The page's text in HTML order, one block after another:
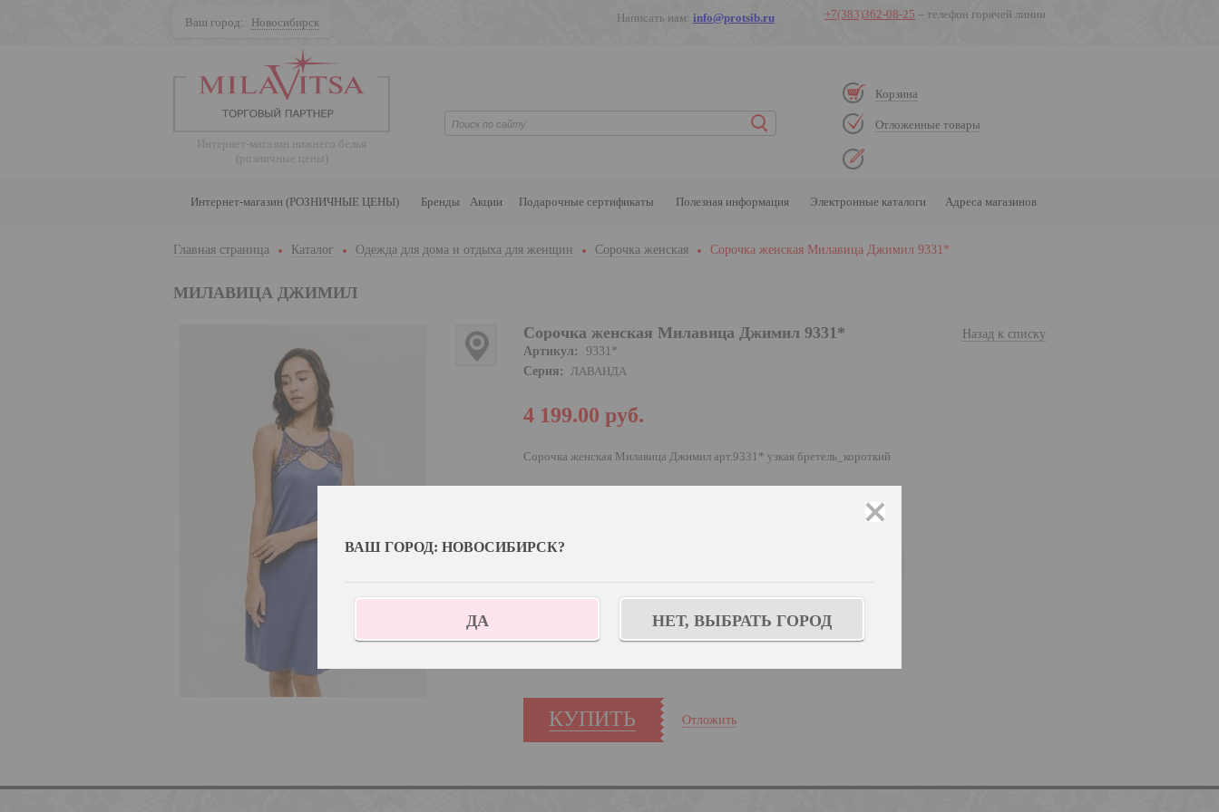
+7(383)362-08-25 – телефон горячей линии
Написать нам: info@protsib.ru
Ваш город: Новосибирск
Корзина
Отложенные товары
Интернет-магазин нижнего белья
(розничные цены)
Интернет-магазин (РОЗНИЧНЫЕ ЦЕНЫ) Бренды Акции Подарочные сертификаты Полезная информация Электронные каталоги Адреса магазинов
Главная страница Каталог Одежда для дома и отдыха для женщин Сорочка женская Сорочка женская Милавица Джимил 9331*
МИЛАВИЦА ДЖИМИЛ
Назад к списку
Сорочка женская Милавица Джимил 9331*
Артикул:
9331*
Серия:
ЛАВАНДА
4 199.00 руб.
Сорочка женская Милавица Джимил арт.9331* узкая бретель_короткий
КУПИТЬ Отложить
ВАШ ГОРОД: НОВОСИБИРСК?
ДА НЕТ, ВЫБРАТЬ ГОРОД